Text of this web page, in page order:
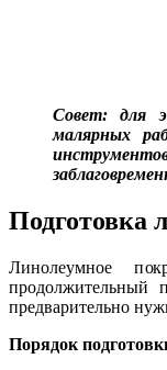
Совет: для
малярных
Подготовка
Линолеумное
продолжительный
предварительно
Порядок